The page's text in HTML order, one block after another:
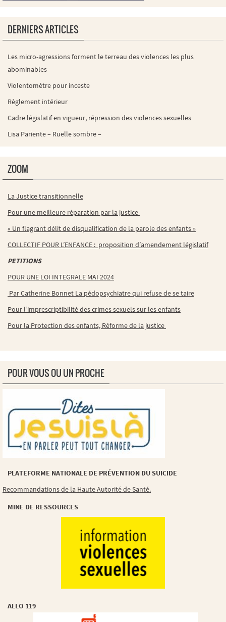
DERNIERS ARTICLES
Les micro-agressions forment le terreau des violences les plus
abominables
Violentomètre pour inceste
Règlement intérieur
Cadre législatif en vigueur, répression des violences sexuelles
Lisa Pariente – Ruelle sombre –
ZOOM
La Justice transitionnelle
Pour une meilleure réparation par la justice
« Un flagrant délit de disqualification de la parole des enfants »
COLLECTIF POUR L’ENFANCE : proposition d’amendement législatif
PETITIONS
POUR UNE LOI INTEGRALE MAI 2024
Par Catherine Bonnet La pédopsychiatre qui refuse de se taire
Pour l’imprescriptibilité des crimes sexuels sur les enfants
Pour la Protection des enfants, Réforme de la justice
POUR VOUS OU UN PROCHE
PLATEFORME NATIONALE DE PRÉVENTION DU SUICIDE
Recommandations de la Haute Autorité de Santé.
MINE DE RESSOURCES
ALLO 119